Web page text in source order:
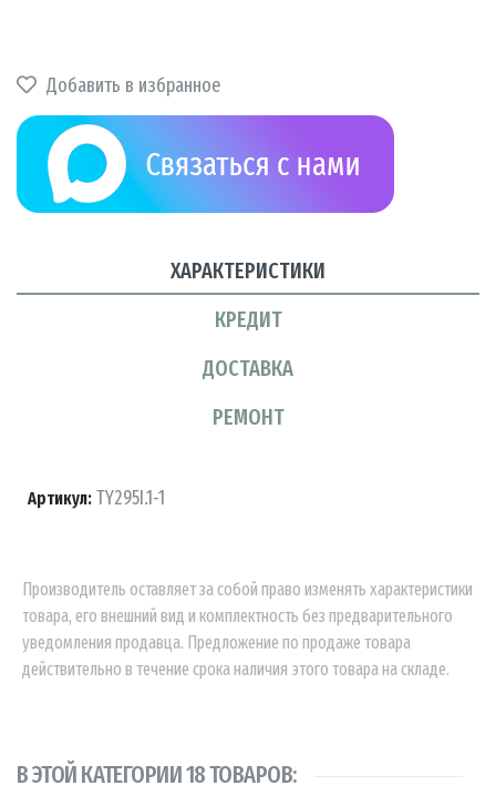
Добавить в избранное
ХАРАКТЕРИСТИКИ
КРЕДИТ
ДОСТАВКА
РЕМОНТ
Артикул: TY295I.1-1
Производитель оставляет за собой право изменять характеристики
товара, его внешний вид и комплектность без предварительного
уведомления продавца. Предложение по продаже товара
действительно в течение срока наличия этого товара на складе.
В ЭТОЙ КАТЕГОРИИ 18 ТОВАРОВ: